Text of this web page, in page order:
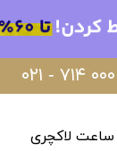
- ۷۱۴ ۰۰۰ ۱۰
ساعت لاکچری